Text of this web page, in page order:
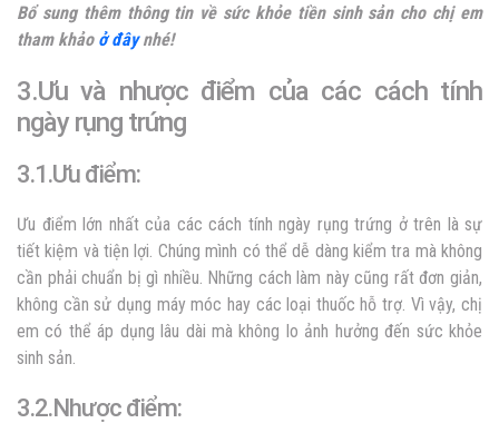
Bổ sung thêm thông tin về sức khỏe tiền sinh sản cho chị em
tham khảo ở đâynhé!
3.Ưu và nhược điểm của các cách tính
ngày rụng trứng
3.1.Ưu điểm:
Ưu điểm lớn nhất của các cách tính ngày rụng trứng ở trên là sự
tiết kiệm và tiện lợi. Chúng mình có thể dễ dàng kiểm tra mà không
cần phải chuẩn bị gì nhiều. Những cách làm này cũng rất đơn giản,
không cần sử dụng máy móc hay các loại thuốc hỗ trợ. Vì vậy, chị
em có thể áp dụng lâu dài mà không lo ảnh hưởng đến sức khỏe
sinh sản.
3.2.Nhược điểm: